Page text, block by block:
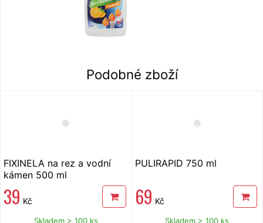
Podobné zboží
FIXINELA na rez a vodní
kámen 500 ml
39 Kč
Skladem > 100 ks
PULIRAPID 750 ml
69 Kč
Skladem > 100 ks